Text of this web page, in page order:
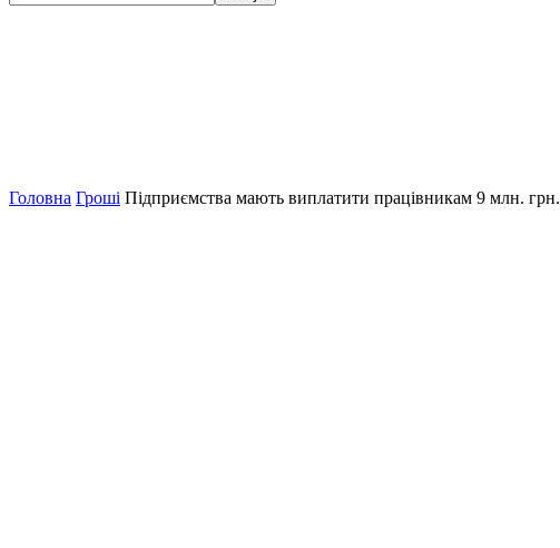
Головна Гроші Підприємства мають виплатити працівникам 9 млн. грн.